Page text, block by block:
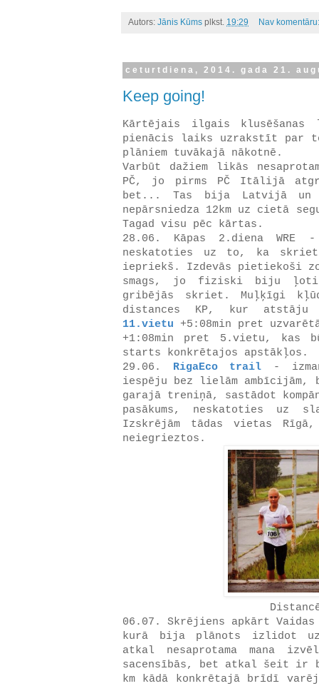
Autors: Jānis Kūms plkst. 19:29 Nav
ceturtdiena, 2014. gada 21.
Keep going!
Kārtējais ilgais
pienācis laiks uzrakstīt par
plāniem tuvākajā nākotnē.
Varbūt dažiem likās
PČ, jo pirms PČ Itālijā
bet... Tas bija Latvijā un
nepārsniedza 12km uz cietā
Tagad visu pēc kārtas.
28.06. Kāpas 2.diena
neskatoties uz to, ka
iepriekš. Izdevās pietiekoši
smags, jo fiziski biju ļoti
gribējās skriet. Muļķīgi
distances KP, kur atstāju
11.vietu +5:08min pret
+1:08min pret 5.vietu, kas
starts konkrētajos apstākļos.
29.06. RigaEco trail -
iespēju bez lielām
garajā treniņā, sastādot
pasākums, neskatoties uz
Izskrējām tādas vietas
neiegrieztos.
06.07. Skrējiens apkārt
kurā bija plānots izlidot
atkal nesaprotama mana
sacensībās, bet atkal šeit ir
km kādā konkrētajā brīdī